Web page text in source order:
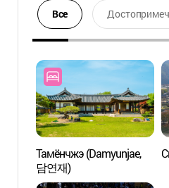
Все
Тамёнчжэ (Damyunjae,
담연재)